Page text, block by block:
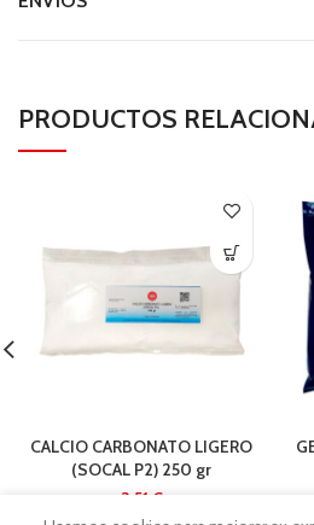
PRODUCTOS
CALCIO CARBONATO LIGERO
(SOCAL P2) 250 gr
€